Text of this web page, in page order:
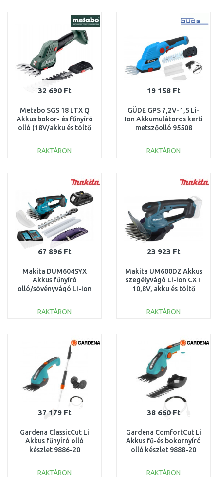
Összehasonlítás Összehasonlítás
32 690 Ft
Metabo SGS 18 LTX Q
Akkus bokor- és fűnyíró
olló (18V/akku és töltő
RAKTÁRON
Összehasonlítás
19 158 Ft
GÜDE GPS 7,2V-1,5 Li-
Ion Akkumulátoros kerti
metszőolló 95508
RAKTÁRON
Összehasonlítás
67 896 Ft
Makita DUM604SYX
Akkus fűnyíró
olló/sövényvágó Li-ion
RAKTÁRON
Összehasonlítás
23 923 Ft
Makita UM600DZ Akkus
szegélyvágó Li-ion CXT
10,8V, akku és töltő
RAKTÁRON
Összehasonlítás
37 179 Ft
Gardena ClassicCut Li
Akkus fűnyíró olló
készlet 9886-20
RAKTÁRON
38 660 Ft
Gardena ComfortCut Li
Akkus fű-és bokornyíró
olló készlet 9888-20
RAKTÁRON